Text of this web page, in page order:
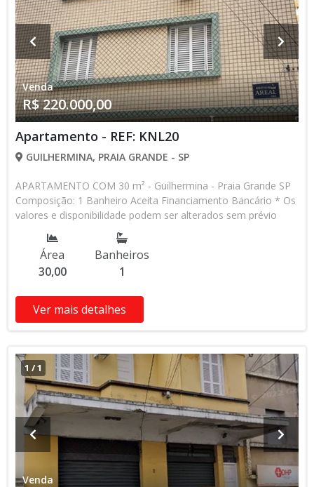
Venda
R$ 220.000,00
Apartamento - REF: KNL20
GUILHERMINA, PRAIA GRANDE - SP
APARTAMENTO COM 30 m² - Guilhermina - Praia Grande SP
Composição: 1 Banheiro Aceita Financiamento Bancário * Os
valores e disponibilidade podem ser alterados sem prévio
aviso. Favor verificar entrando em contato com nossa equipe
Área
30,00
Banheiros
1
Ver mais detalhes
1 /1
Venda